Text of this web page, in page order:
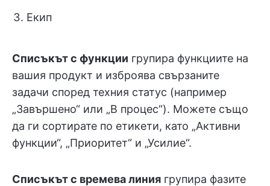
Екип
Списъкът с функции групира функциите на
вашия продукт и изброява свързаните
задачи според техния статус (например
„Завършено“ или „В процес“). Можете също
да ги сортирате по етикети, като „Активни
функции“, „Приоритет“ и „Усилие“.
Списъкът с времева линия групира фазите